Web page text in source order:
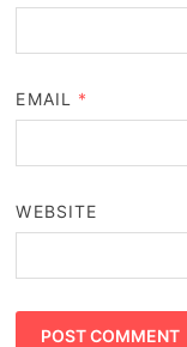
EMAIL *
WEBSITE